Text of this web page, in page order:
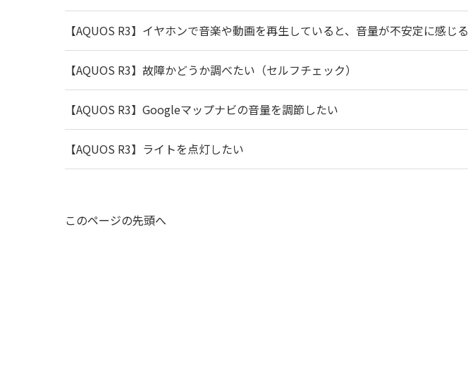
【AQUOS R3】イヤホンで音楽や動画を再生していると、音量が不安定に感じる
【AQUOS R3】故障かどうか調べたい（セルフチェック）
【AQUOS R3】Googleマップナビの音量を調節したい
【AQUOS R3】ライトを点灯したい
このページの先頭へ